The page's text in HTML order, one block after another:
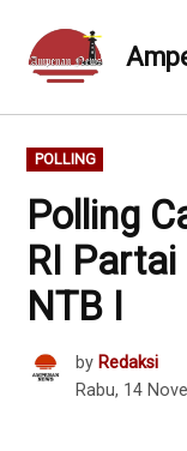
content
POSTED
IN
POLLING
Polling
RI Partai
NTB I
by Redaksi
Rabu, 14